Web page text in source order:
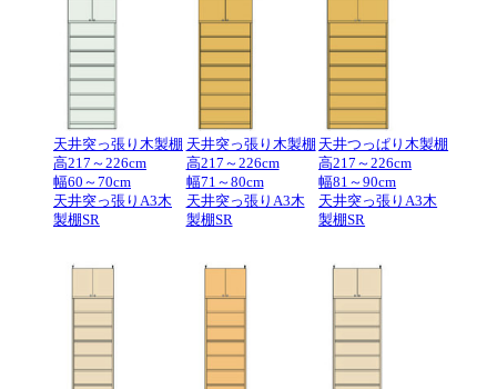
天井突っ張り木製棚
高217～226cm
幅60～70cm
天井突っ張りA3木
製棚SR
天井突っ張り木製棚
高217～226cm
幅71～80cm
天井突っ張りA3木
製棚SR
天井つっぱり木製棚
高217～226cm
幅81～90cm
天井突っ張りA3木
製棚SR